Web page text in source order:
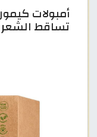
أمبولات
تساقط الشعر